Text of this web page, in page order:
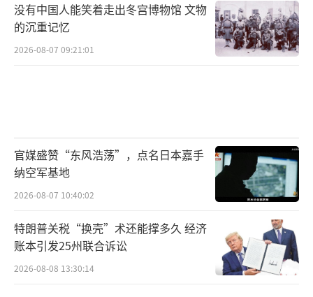
没有中国人能笑着走出冬宫博物馆 文物
的沉重记忆
2026-08-07 09:21:01
官媒盛赞“东风浩荡”，点名日本嘉手
纳空军基地
2026-08-07 10:40:02
特朗普关税“换壳”术还能撑多久 经济
账本引发25州联合诉讼
2026-08-08 13:30:14